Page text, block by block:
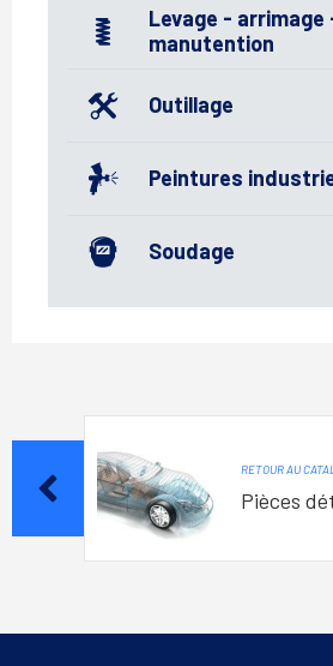
Levage - arrimage
manutention
Outillage
Peintures
Soudage
RETOUR AU
Pièces